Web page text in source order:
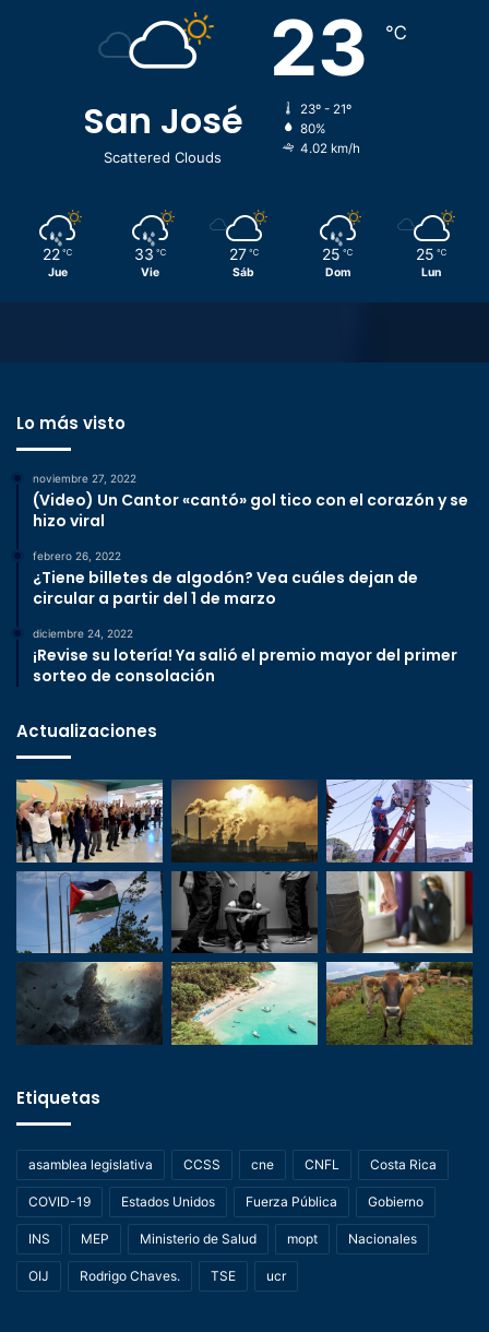
San José
Scattered Clouds
23 ℃
23º - 21º
80%
4.02 km/h
22 ℃
Jue
33 ℃
Vie
27 ℃
Sáb
25 ℃
Dom
25 ℃
Lun
Lo más visto
noviembre 27, 2022
(Video) Un Cantor «cantó» gol tico con el corazón y se
hizo viral
febrero 26, 2022
¿Tiene billetes de algodón? Vea cuáles dejan de
circular a partir del 1 de marzo
diciembre 24, 2022
¡Revise su lotería! Ya salió el premio mayor del primer
sorteo de consolación
Actualizaciones
Etiquetas
asamblea legislativa CCSS cne CNFL Costa Rica
COVID-19 Estados Unidos Fuerza Pública Gobierno
INS MEP Ministerio de Salud mopt Nacionales
OIJ Rodrigo Chaves. TSE ucr